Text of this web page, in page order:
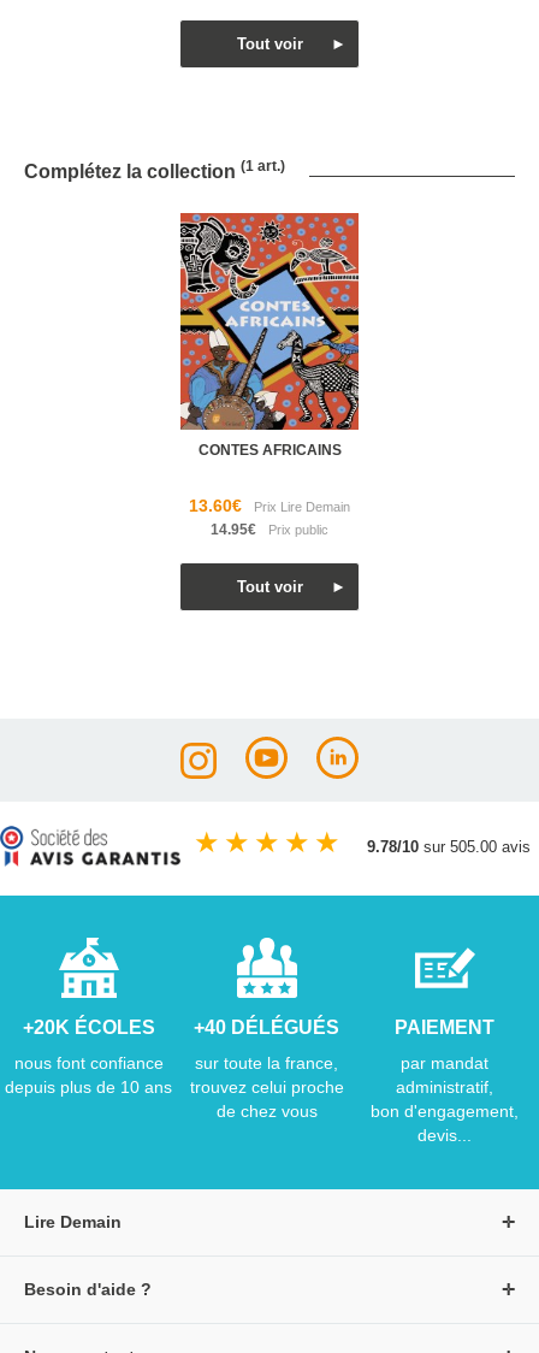
Complétez la collection (1 art.)
CONTES AFRICAINS
13.60€
14.95€
★ ★ ★ ★ ★ 9.78/10 sur 505.00 avis
+20K ÉCOLES
nous font confiance
depuis plus de 10 ans
+40 DÉLÉGUÉS
sur toute la france,
trouvez celui proche
de chez vous
PAIEMENT
par mandat
administratif,
bon d'engagement,
devis...
Lire Demain
Besoin d'aide ?